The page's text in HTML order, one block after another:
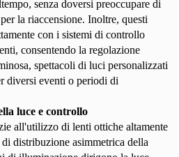
senza doversi preoccupare di
la riaccensione. Inoltre, questi
con i sistemi di controllo
consentendo la regolazione
spettacoli di luci personalizzati
diversi eventi o periodi di
luce e controllo
all'utilizzo di lenti ottiche altamente
distribuzione asimmetrica della